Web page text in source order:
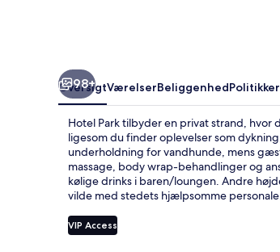
98+
OversigtVærelserBeliggenhedPolitikker
Hotel Park tilbyder en privat strand, hvor
ligesom du finder oplevelser som
underholdning for vandhunde, mens
massage, body wrap-behandlinger og
kølige drinks i baren/loungen. Andre
vilde med stedets hjælpsomme
VIP Access